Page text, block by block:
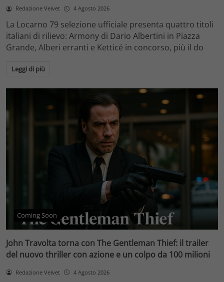
Redazione Velvet 4 Agosto 2026
La Locarno 79 selezione ufficiale presenta quattro titoli
italiani di rilievo: Armony di Dario Albertini in Piazza
Grande, Alberi erranti e Ketticé in concorso, più il do
Leggi di più
Coming Soon
John Travolta torna con The Gentleman Thief: il trailer
del nuovo thriller con azione e un colpo da 100 milioni
Redazione Velvet 4 Agosto 2026